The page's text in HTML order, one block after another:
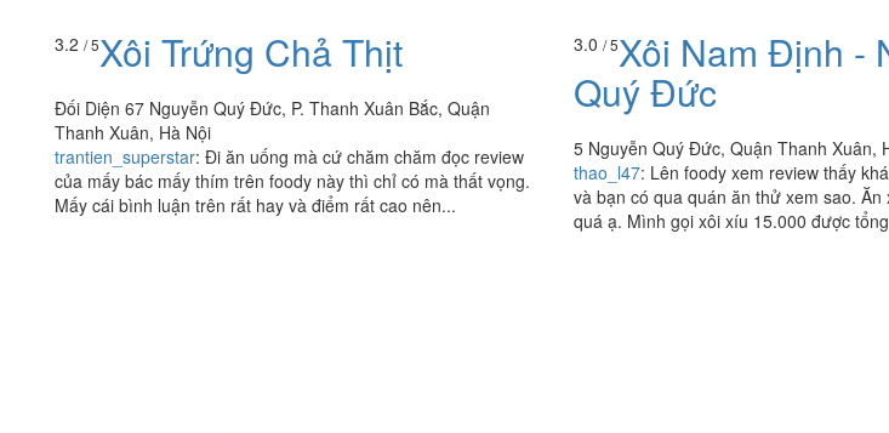
3.2 / 5Xôi Trứng Chả Thịt
Đối Diện 67 Nguyễn Quý Đức, P. Thanh Xuân Bắc, Quận
Thanh Xuân, Hà Nội
trantien_superstar: Đi ăn uống mà cứ chăm chăm đọc review
của mấy bác mấy thím trên foody này thì chỉ có mà thất vọng.
Mấy cái bình luận trên rất hay và điểm rất cao nên...
3.0 / 5Xôi Nam Định -
Quý Đức
5 Nguyễn Quý Đức, Quận Thanh Xuân,
thao_l47: Lên foody xem review thấy
và bạn có qua quán ăn thử xem sao. Ăn
quá ạ. Mình gọi xôi xíu 15.000 được